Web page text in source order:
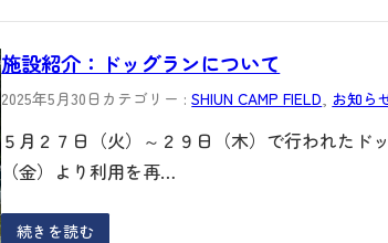
施設紹介：ドッグランについて
2025年5月30日 カテゴリー :SHIUN CAMP FIELD お知ら
５月２７日（火）～２９日（木）で行われたド
（金）より利用を再…
続きを読む